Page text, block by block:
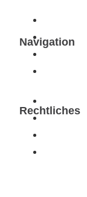
Navigation
Rechtliches